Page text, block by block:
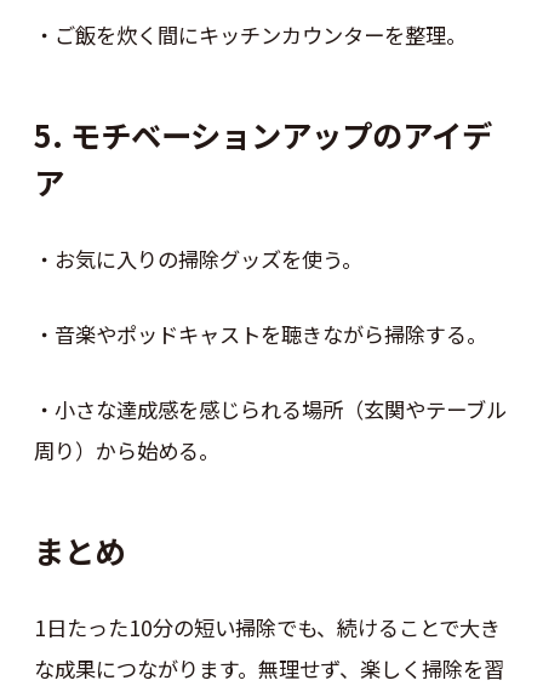
・ご飯を炊く間にキッチンカウンターを整理。
5. モチベーションアップのアイデ
ア
・お気に入りの掃除グッズを使う。
・音楽やポッドキャストを聴きながら掃除する。
・小さな達成感を感じられる場所（玄関やテーブル
周り）から始める。
まとめ
1日たった10分の短い掃除でも、続けることで大き
な成果につながります。無理せず、楽しく掃除を習